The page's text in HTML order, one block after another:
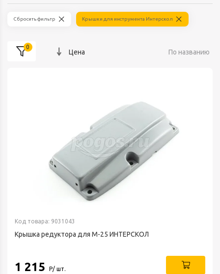
Сбросить фильтр Крышки для инструмента Интерскол
0
Цена По названию
Код товара: 9031043
Крышка редуктора для М-25 ИНТЕРСКОЛ
1 215 Р/ шт.